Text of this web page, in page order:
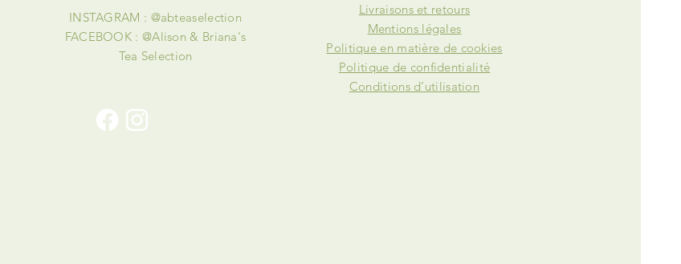
INSTAGRAM : @abteaselection
FACEBOOK : @Alison & Briana's
Tea Selection
Livraisons et retours
Mentions légales
Politique en matière de cookies
Politique de confidentialité
Conditions d’utilisation